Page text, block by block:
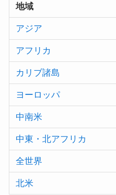
地域
アジア
アフリカ
カリブ諸島
ヨーロッパ
中南米
中東・北アフリカ
全世界
北米